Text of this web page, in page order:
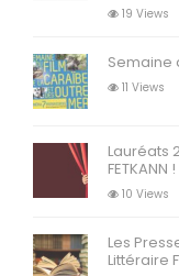
19 Views
Semaine
11 Views
Lauréats
FETKANN !
10 Views
Les
Littéraire